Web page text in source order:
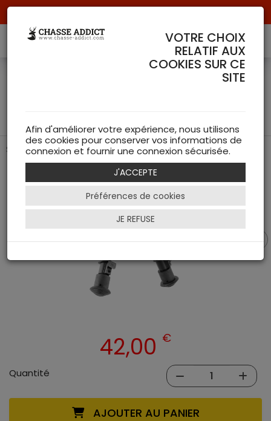
PIVOTANTE
Stabilité et Précision pour une Visée Parfaite
42,00 €
Quantité
AJOUTER AU PANIER
VOTRE CHOIX
RELATIF AUX
COOKIES SUR CE
SITE
Afin d'améliorer votre expérience, nous utilisons
des cookies pour conserver vos informations de
connexion et fournir une connexion sécurisée.
J'ACCEPTE
Préférences de cookies
JE REFUSE